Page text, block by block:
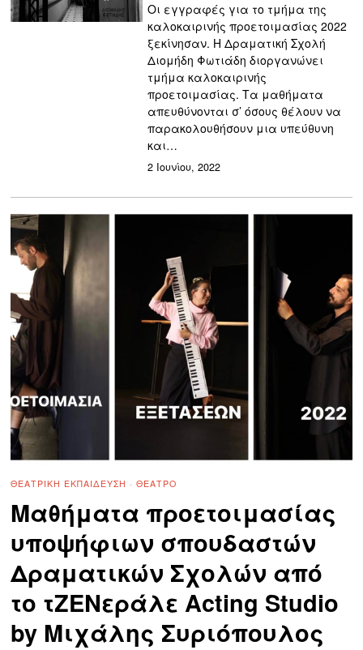
Οι εγγραφές για το τμήμα της
καλοκαιρινής προετοιμασίας 2022
ξεκίνησαν. Η Δραματική Σχολή
Διομήδη Φωτιάδη διοργανώνει
τμήμα καλοκαιρινής
προετοιμασίας. Τα μαθήματα
απευθύνονται σ’ όσους θέλουν να
παρακολουθήσουν μια υπεύθυνη
και…
2 Ιουνίου, 2022
ΘΕΑΤΡΙΚΉ ΕΚΠΑΊΔΕΥΣΗ · ΘΈΑΤΡΟ
Μαθήματα προετοιμασίας
υποψήφιων σπουδαστών
Δραματικών Σχολών από
το τΖΕΝεράλε Acting Studio
by Μιχάλης Συριόπουλος